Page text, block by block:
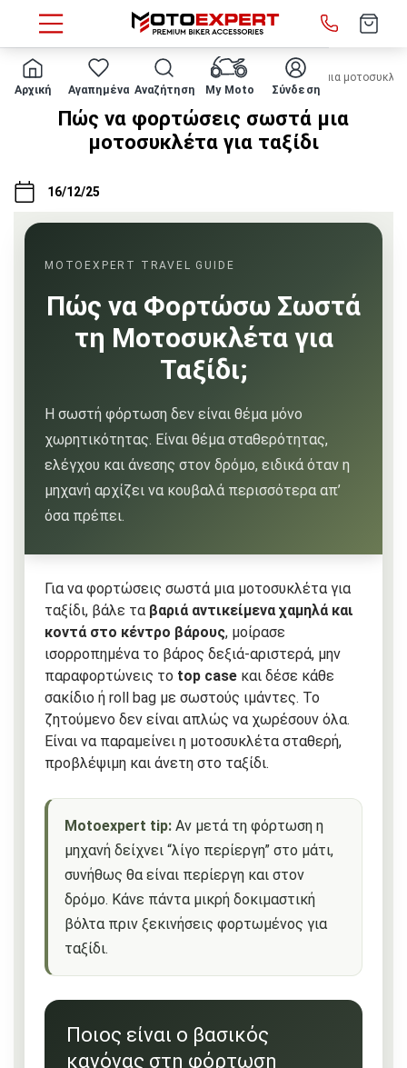
Αρχική Αγαπημένα Αναζήτηση My Moto Σύνδεση
HOME MOTOEXPERT BLOG Πώς να φορτώσεις σωστά μια
Πώς να φορτώσεις σωστά μια
μοτοσυκλέτα για ταξίδι
16/12/25
MOTOEXPERT TRAVEL GUIDE
Πώς να Φορτώσω Σωστά
τη Μοτοσυκλέτα για
Ταξίδι;
Η σωστή φόρτωση δεν είναι θέμα μόνο
χωρητικότητας. Είναι θέμα σταθερότητας,
ελέγχου και άνεσης στον δρόμο, ειδικά όταν η
μηχανή αρχίζει να κουβαλά περισσότερα απ’
όσα πρέπει.
Για να φορτώσεις σωστά μια μοτοσυκλέτα για
ταξίδι, βάλε τα βαριά αντικείμενα χαμηλά και
κοντά στο κέντρο βάρους, μοίρασε
ισορροπημένα το βάρος δεξιά-αριστερά, μην
παραφορτώνεις το top case και δέσε κάθε
σακίδιο ή roll bag με σωστούς ιμάντες. Το
ζητούμενο δεν είναι απλώς να χωρέσουν όλα.
Είναι να παραμείνει η μοτοσυκλέτα σταθερή,
προβλέψιμη και άνετη στο ταξίδι.
Motoexpert tip: Αν μετά τη φόρτωση η
μηχανή δείχνει “λίγο περίεργη” στο μάτι,
συνήθως θα είναι περίεργη και στον
δρόμο. Κάνε πάντα μικρή δοκιμαστική
βόλτα πριν ξεκινήσεις φορτωμένος για
ταξίδι.
Ποιος είναι ο βασικός
κανόνας στη φόρτωση